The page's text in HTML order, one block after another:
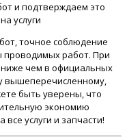
и подтверждаем это
услуги
точное соблюдение
проводимых работ. При
чем в официальных
вышеперечисленному,
быть уверены, что
экономию
услуги и запчасти!